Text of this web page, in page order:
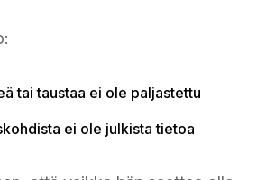
tai taustaa ei ole paljastettu
ei ole julkista tietoa